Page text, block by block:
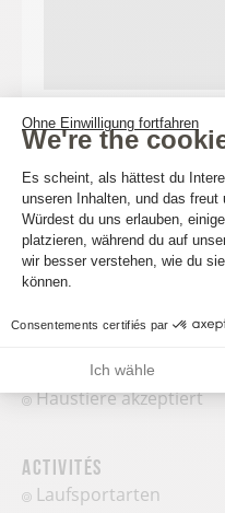
BERECHNEN SIE
Haustiere akzeptiert
Activités
Laufsportarten
Ohne Einwilligung fortfahren
We're the
Es scheint, als hättest du
unseren Inhalten, und das freut
Würdest du uns erlauben,
platzieren, während du auf
wir besser verstehen, wie du
können.
Consentements certifiés par
Ich wähle